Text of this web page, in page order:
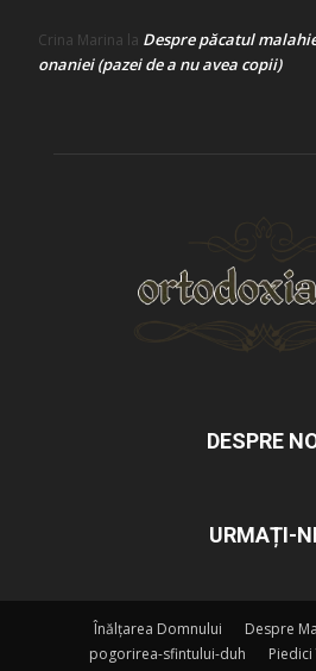
Crina Marina la Despre păcatul
onaniei (pazei de a nu avea copii)
DESPRE
URMAȚI-
Înălțarea Domnului
Despre
pogorirea-sfintului-duh